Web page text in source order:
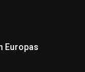
Europas